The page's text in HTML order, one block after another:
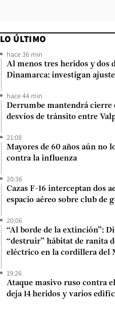
LO ÚLTIMO
hace 36 min
Al menos tres heridos y dos
Dinamarca: investigan
hace 44 min
Derrumbe mantendrá cierre
desvíos de tránsito entre
21:08
Mayores de 60 años aún no
contra la influenza
20:36
Cazas F-16 interceptan dos
espacio aéreo sobre club de
20:06
“Al borde de la extinción”:
“destruir” hábitat de ranita
eléctrico en la cordillera del
19:26
Ataque masivo ruso contra
deja 14 heridos y varios